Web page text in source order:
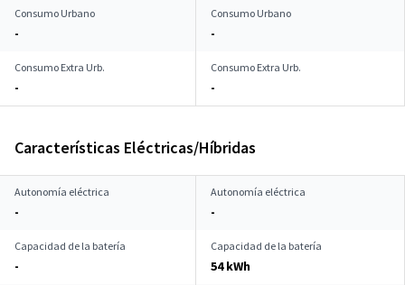
Consumo Urbano
-
Consumo Urbano
-
Consumo Extra Urb.
-
Consumo Extra Urb.
-
Características Eléctricas/Híbridas
Autonomía eléctrica
-
Autonomía eléctrica
-
Capacidad de la batería
-
Capacidad de la batería
54 kWh